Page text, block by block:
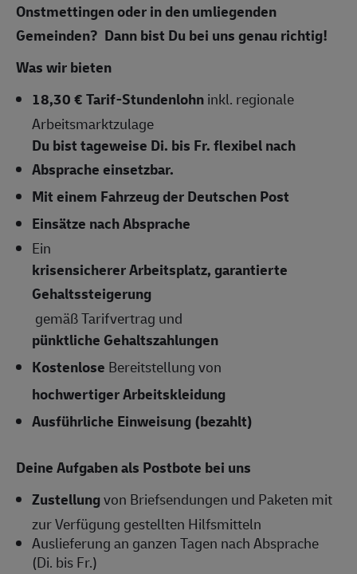
Onstmettingen oder in den umliegenden
Gemeinden? Dann bist Du bei uns genau richtig!
Was wir bieten
18,30 € Tarif-Stundenlohninkl. regionale
Arbeitsmarktzulage
Du bist tageweise Di. bis Fr. flexibel nach
Absprache einsetzbar.
Mit einem Fahrzeug der Deutschen Post
Einsätze nach Absprache
Ein
krisensicherer Arbeitsplatz, garantierte
Gehaltssteigerung
gemäß Tarifvertrag und
pünktliche Gehaltszahlungen
Kostenlose Bereitstellung von
hochwertiger Arbeitskleidung
Ausführliche Einweisung (bezahlt)
Deine Aufgaben als Postbote bei uns
Zustellungvon Briefsendungen und Paketen mit
zur Verfügung gestellten Hilfsmitteln
Auslieferung an ganzen Tagen nach Absprache
(Di. bis Fr.)